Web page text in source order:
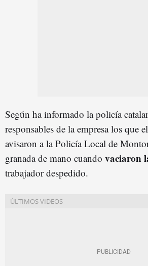
Según ha informado la policía
responsables de la empresa los que
avisaron a la Policía Local de
granada de mano cuando vaciaron
trabajador despedido.